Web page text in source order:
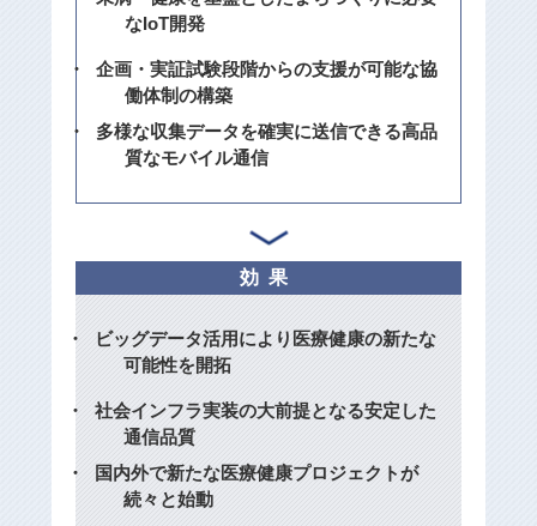
なIoT開発
企画・実証試験段階からの支援が可能な協
働体制の構築
多様な収集データを確実に送信できる高品
質なモバイル通信
効果
ビッグデータ活用により医療健康の新たな
可能性を開拓
社会インフラ実装の大前提となる安定した
通信品質
国内外で新たな医療健康プロジェクトが
続々と始動